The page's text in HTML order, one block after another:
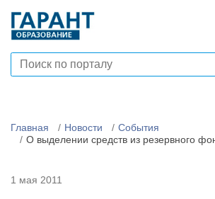
Главная Новости
События
О выделении средств из резервного
1 мая 2011